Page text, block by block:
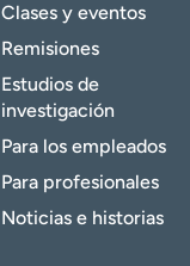
Clases y eventos
Remisiones
Estudios de
investigación
Para los empleados
Para profesionales
Noticias e historias